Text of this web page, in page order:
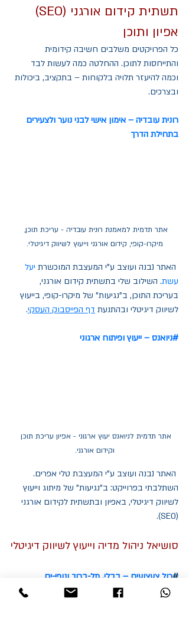
תשתית קידום אורגני (SEO)
אפיון ותוכן
כל הפרויקטים משלבים חשיבה קידומית
והתייחסות לתוכן. ההחלטה כמה לעשות לבד
וכמה להיעזר תלויה בלקוחות – בתקציב, ביכולות
ובצרכים.
רונית עובדיה – אימון אישי לבני נוער ולצעירים
בתחילת הדרך
אתר תדמית למאמנת רונית עובדיה - עריכת תוכן,
מיקרו-קופי, קידום אורגני וייעוץ לשיווק דיגיטלי.
יעל
עשת. השילוב שלי בתשתית קידום אורגני,
בעריכת התוכן, ב"נגיעות" של מיקרו-קופי, בייעוץ
לשיווק דיגיטלי ובהתנעת דף הפייסבוק העסקי.
#ניואנס – ייעוץ ופיתוח ארגוני
אתר תדמית לניואנס יעוץ ארגוני - אפיון עריכת תוכן
וקידום אורגני.
האתר נבנה ועוצב ע"י המעצבת טלי אפרים.
השתלבתי בפרוייקט: ב"נגיעות" של מיתוג וייעוץ
לשיווק דיגיטלי, באפיון ובתשתית לקידום אורגני
(SEO).
סושיאל ניהול מדיה וייעוץ לשיווק דיגיטלי
#רול צעצועים – בבלי, תל-ברוך ונופי-ים